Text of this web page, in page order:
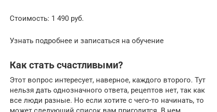
Стоимость: 1 490 руб.
Узнать подробнее и записаться на обучение
Как стать счастливыми?
Этот вопрос интересует, наверное, каждого второго. Тут
нельзя дать однозначного ответа, рецептов нет, так как
все люди разные. Но если хотите с чего-то начинать, то